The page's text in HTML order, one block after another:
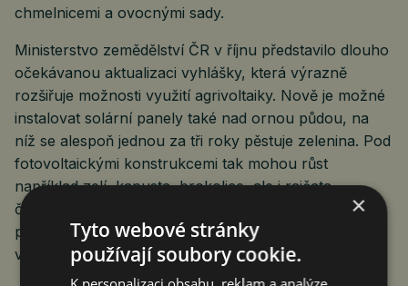
chmelnicemi a ovocnými sady.
Ministerstvo zemědělství ČR v říjnu představilo dlouho
očekávanou aktualizaci vyhlášky, která výrazně
rozšiřuje možnosti využití agrivoltaiky. Nově je možné
instalovat solární panely také nad ornou půdou, na
níž se alespoň jednou za tři roky pěstuje zelenina. Pod
fotovoltaickými konstrukcemi tak mohou růst
například zelí, kapusta, brokolice, ale i rajčata
či okurky. Novinkou je také možnost kombinovat
pěstování zeleniny s vertikálními panely, které jsou
v Česku zatím spíše raritou.
×
Tyto webové stránky
používají soubory cookie.